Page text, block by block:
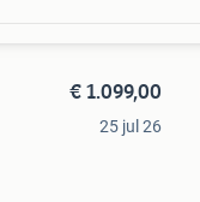
€ 1.099,00
25 jul 26